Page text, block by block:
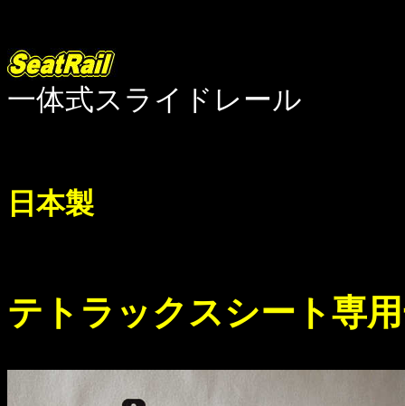
一体式スライドレール
日本製
テトラックスシート専